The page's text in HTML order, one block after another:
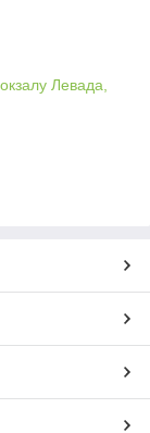
Левада,